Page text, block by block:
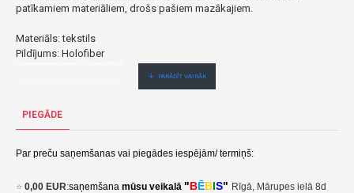
patīkamiem materiāliem, drošs pašiem mazākajiem.
Materiāls: tekstils
Pildījums: Holofiber
PIEGĀDE
Par preču saņemšanas vai piegādes iespējām/ termiņš:
⭐ 0,00 EUR:saņemšana mūsu veikalā "BĒBIS" Rīgā, Mārupes ielā 8d